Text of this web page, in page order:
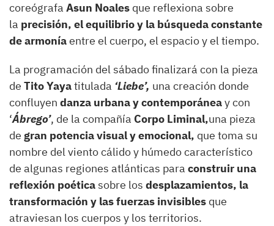
coreógrafa Asun Noales que reflexiona sobre
la precisión, el equilibrio y la búsqueda constante
de armoníaentre el cuerpo, el espacio y el tiempo.
La programación del sábado finalizará con la pieza
de Tito Yayatitulada ‘Liebe’, una creación donde
confluyen danza urbana y contemporáneay con
‘Ábrego’, de la compañía Corpo Liminal,una pieza
de gran potencia visual y emocional, que toma su
nombre del viento cálido y húmedo característico
de algunas regiones atlánticas para construir una
reflexión poéticasobre los desplazamientos, la
transformación y las fuerzas invisibles que
atraviesan los cuerpos y los territorios.